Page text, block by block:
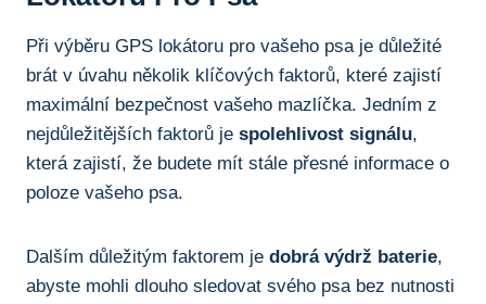
Při výběru GPS lokátoru pro vašeho psa je důležité
brát v úvahu několik klíčových faktorů, které zajistí
maximální bezpečnost vašeho mazlíčka. Jedním z
nejdůležitějších faktorů je spolehlivost signálu,
která zajistí, že budete mít stále přesné informace o
poloze vašeho psa.
Dalším důležitým faktorem je dobrá výdrž baterie,
abyste mohli dlouho sledovat svého psa bez nutnosti